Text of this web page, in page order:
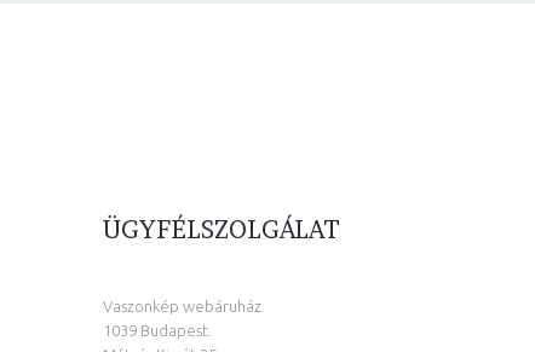
ÜGYFÉLSZOLGÁLAT
Vaszonkép webáruház
1039 Budapest.